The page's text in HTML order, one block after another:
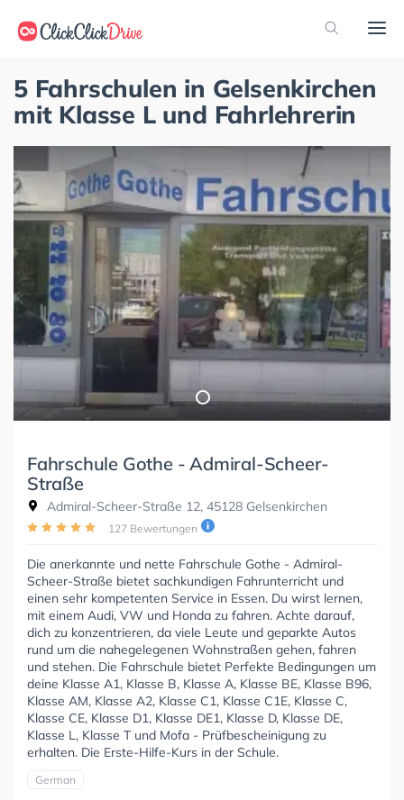
5 Fahrschulen in Gelsenkirchen
mit Klasse L und Fahrlehrerin
Fahrschule Gothe - Admiral-Scheer-
Straße
Admiral-Scheer-Straße 12, 45128 Gelsenkirchen
127 Bewertungen
Die anerkannte und nette Fahrschule Gothe - Admiral-
Scheer-Straße bietet sachkundigen Fahrunterricht und
einen sehr kompetenten Service in Essen. Du wirst lernen,
mit einem Audi, VW und Honda zu fahren. Achte darauf,
dich zu konzentrieren, da viele Leute und geparkte Autos
rund um die nahegelegenen Wohnstraßen gehen, fahren
und stehen. Die Fahrschule bietet Perfekte Bedingungen um
deine Klasse A1, Klasse B, Klasse A, Klasse BE, Klasse B96,
Klasse AM, Klasse A2, Klasse C1, Klasse C1E, Klasse C,
Klasse CE, Klasse D1, Klasse DE1, Klasse D, Klasse DE,
Klasse L, Klasse T und Mofa - Prüfbescheinigung zu
erhalten. Die Erste-Hilfe-Kurs in der Schule.
German